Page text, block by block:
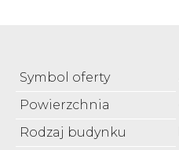
Symbol oferty
Powierzchnia
Rodzaj budynku